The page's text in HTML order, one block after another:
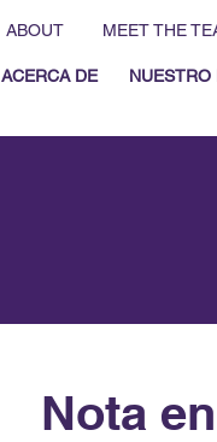
ABOUT MEET THE
ACERCA DE NUESTRO
Nota